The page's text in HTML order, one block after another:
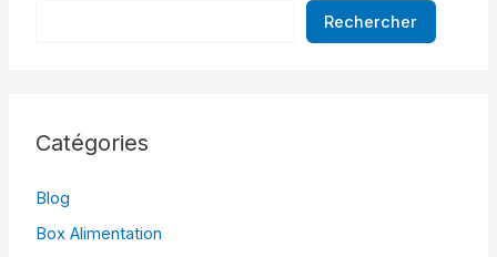
Rechercher
Catégories
Blog
Box Alimentation